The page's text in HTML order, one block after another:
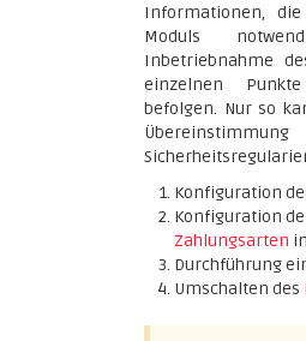
Informationen,
Moduls
Inbetriebnahme
einzelnen
befolgen. Nur so
Konfiguration
Konfiguration
Zahlungsarten
Durchführung
Umschalten des